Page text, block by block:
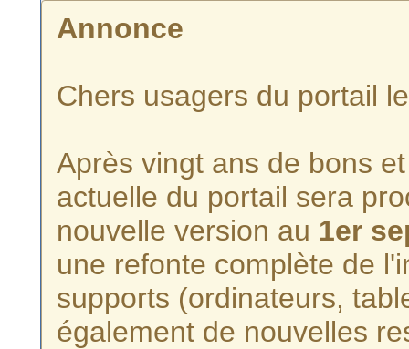
Annonce
Chers usagers du portail
Après vingt ans de bons
actuelle du portail sera
nouvelle version au 1er
une refonte complète de
supports (ordinateurs,
également de nouvelles